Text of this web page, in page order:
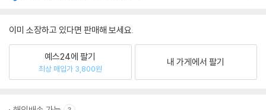
이미 소장하고 있다면 판매해 보세요.
예스24에 팔기
최상 매입가 3,800원
내 가게에서 팔기